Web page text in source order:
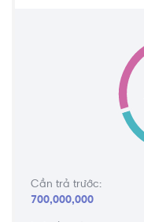
Cần trả trước:
700,000,000